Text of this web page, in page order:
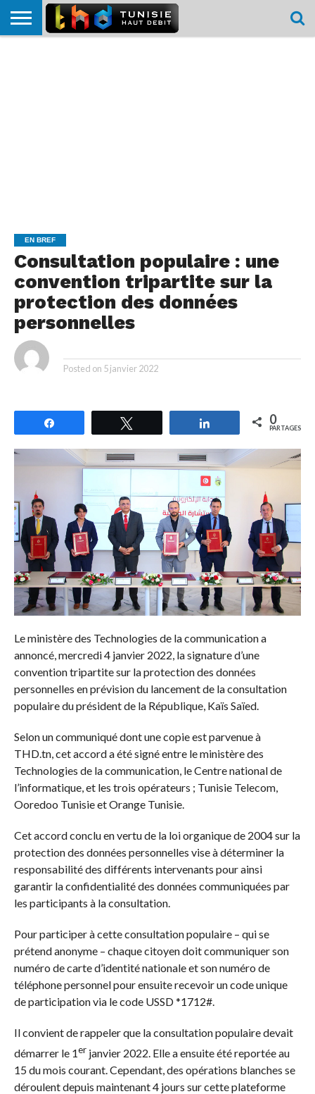
EN BREF
Consultation populaire : une
convention tripartite sur la
protection des données
personnelles
Posted on 5 janvier 2022
Partagez 0
PARTAGES
Le ministère des Technologies de la communication a
annoncé, mercredi 4 janvier 2022, la signature d’une
convention tripartite sur la protection des données
personnelles en prévision du lancement de la consultation
populaire du président de la République, Kaïs Saïed.
Selon un communiqué dont une copie est parvenue à
THD.tn, cet accord a été signé entre le ministère des
Technologies de la communication, le Centre national de
l’informatique, et les trois opérateurs ; Tunisie Telecom,
Ooredoo Tunisie et Orange Tunisie.
Cet accord conclu en vertu de la loi organique de 2004 sur la
protection des données personnelles vise à déterminer la
responsabilité des différents intervenants pour ainsi
garantir la confidentialité des données communiquées par
les participants à la consultation.
Pour participer à cette consultation populaire – qui se
prétend anonyme – chaque citoyen doit communiquer son
numéro de carte d’identité nationale et son numéro de
téléphone personnel pour ensuite recevoir un code unique
de participation via le code USSD *1712#.
Il convient de rappeler que la consultation populaire devait
démarrer le 1erjanvier 2022. Elle a ensuite été reportée au
15 du mois courant. Cependant, des opérations blanches se
déroulent depuis maintenant 4 jours sur cette plateforme